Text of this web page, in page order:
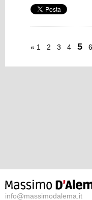
« 1 2 3 4 5 6
info@massimodalema.it